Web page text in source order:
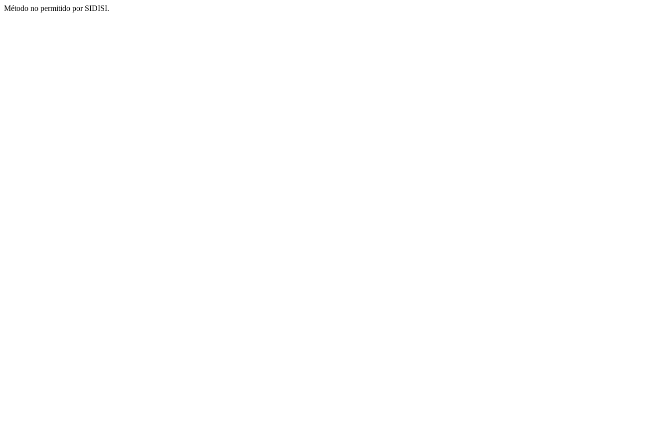
Método no permitido por SIDISI.